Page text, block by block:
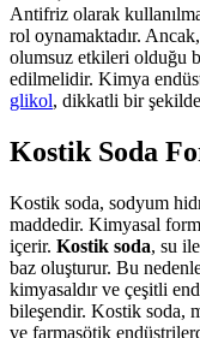
Antifriz olarak
rol oynamaktadır.
olumsuz etkileri olduğu
edilmelidir. Kimya
glikol, dikkatli bir
Kostik Soda
Kostik soda, sodyum
maddedir. Kimyasal
içerir. Kostik soda, su
baz oluşturur. Bu
kimyasaldır ve çeşitli
bileşendir. Kostik soda,
ve farmasötik